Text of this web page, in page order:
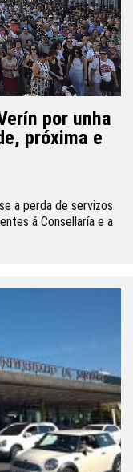
por unha
próxima e
a perda de servizos
á Consellaría e a